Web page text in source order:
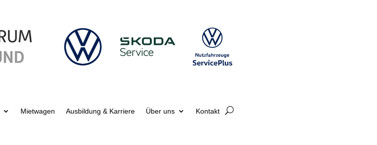
Mietwagen Ausbildung & Karriere Über uns Kontakt